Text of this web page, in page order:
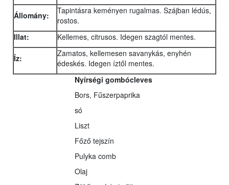
Állomány:
Tapintásra keményen rugalmas. Szájban lédús,
rostos.
Illat:
Kellemes, citrusos. Idegen szagtól mentes.
Íz:
Zamatos, kellemesen savanykás, enyhén
édeskés. Idegen íztől mentes.
Nyírségi gombócleves
Bors, Fűszerpaprika
só
Liszt
Főző tejszín
Pulyka comb
Olaj